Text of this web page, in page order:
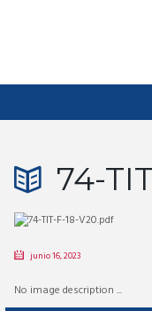
74-
junio 16, 2023
No image description ...